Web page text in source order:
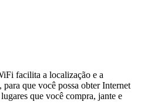
facilita a localização e a
que você possa obter Internet
que você compra, jante e